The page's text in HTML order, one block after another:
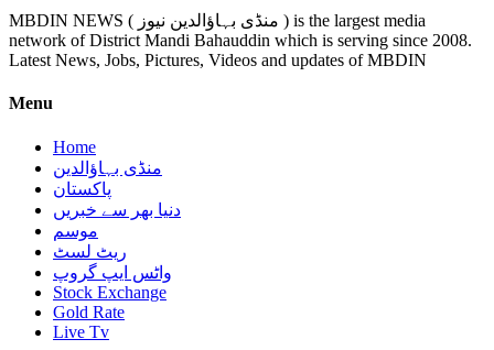
MBDIN NEWS ( منڈی بہاؤالدین نیوز ) is the largest media
network of District Mandi Bahauddin which is serving since 2008.
Latest News, Jobs, Pictures, Videos and updates of MBDIN
Menu
Home
منڈی بہاؤالدین
پاکستان
دنیا بھر سے خبریں
موسم
ریٹ لسٹ
واٹس ایپ گروپ
Stock Exchange
Gold Rate
Live Tv